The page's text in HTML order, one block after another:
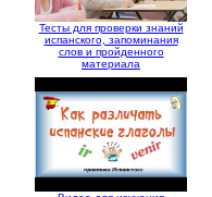
Тесты для проверки знаний
испанского, запоминания
слов и пройденного
материала